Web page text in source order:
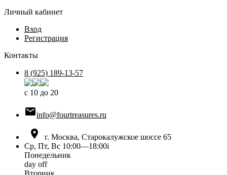
Личный кабинет
Вход
Регистрация
Контакты
8 (925) 189-13-57
с 10 до 20
info@fourtreasures.ru

г. Москва, Старокалужское шоссе 65
Ср, Пт, Вс 10:00—18:00i
Понедельник
day off
Вторник